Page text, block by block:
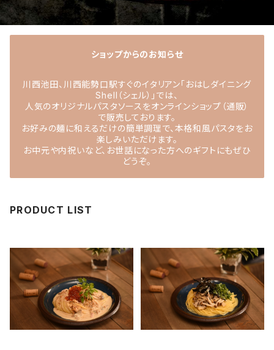
ショップからのお知らせ
川西池田、川西能勢口駅すぐのイタリアン「おはしダイニング
Shell（シェル）」では、
人気のオリジナルパスタソースをオンラインショップ（通販）
で販売しております。
お好みの麺に和えるだけの簡単調理で、本格和風パスタをお
楽しみいただけます。
お中元や内祝いなど、お世話になった方へのギフトにもぜひ
どうぞ。
PRODUCT LIST